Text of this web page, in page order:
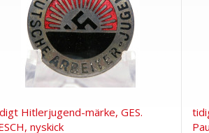
Hitlerjugend-märke, GES.
nyskick